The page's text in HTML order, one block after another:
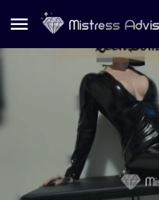
QueenDom
Contatta su Whatsapp